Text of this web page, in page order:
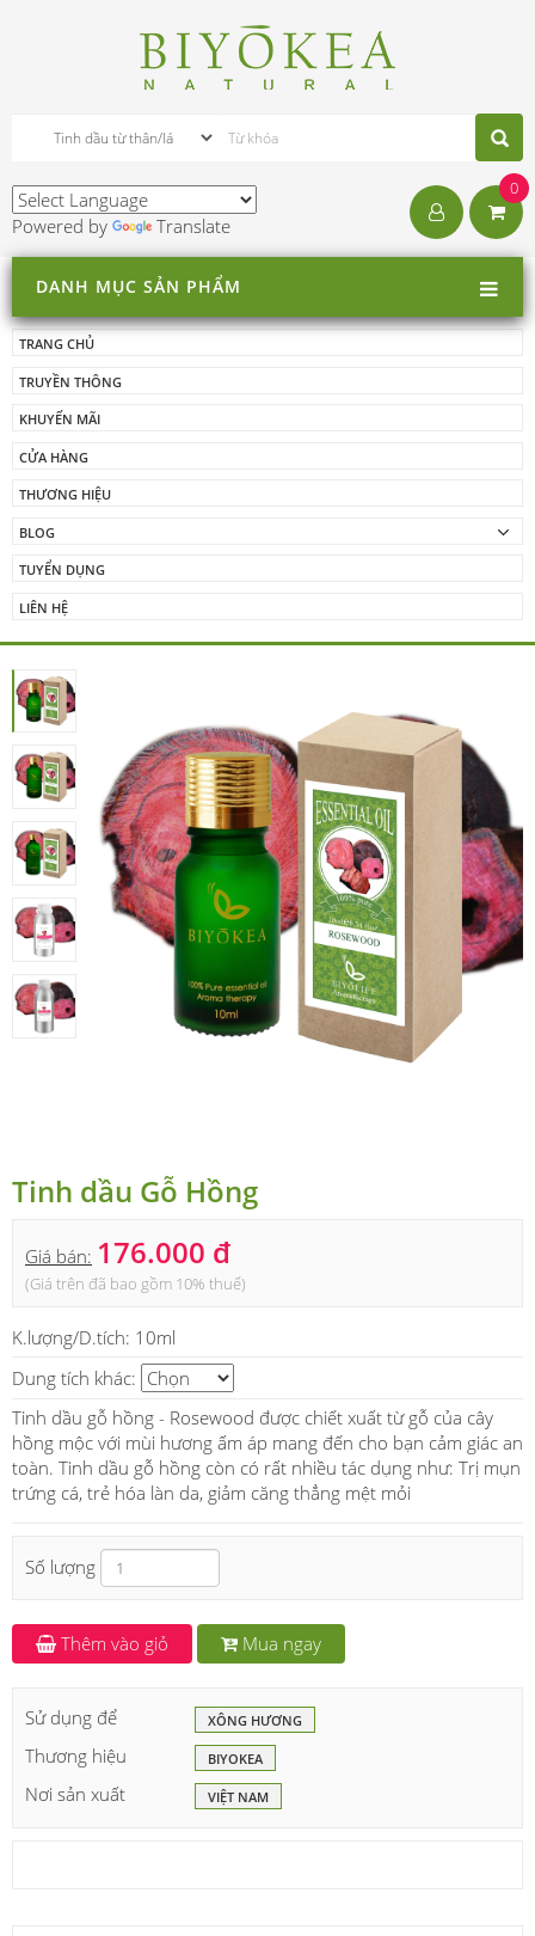
Powered by Translate
0
DANH MỤC SẢN PHẨM
TRANG CHỦ
TRUYỀN THÔNG
KHUYẾN MÃI
CỬA HÀNG
THƯƠNG HIỆU
BLOG
TUYỂN DỤNG
LIÊN HỆ
Tinh dầu Gỗ Hồng
Giá bán: 176.000 đ
(Giá trên đã bao gồm 10% thuế)
K.lượng/D.tích: 10ml
Dung tích khác:
Tinh dầu gỗ hồng - Rosewood được chiết xuất từ gỗ của cây
hồng mộc với mùi hương ấm áp mang đến cho bạn cảm giác an
toàn. Tinh dầu gỗ hồng còn có rất nhiều tác dụng như: Trị mụn
trứng cá, trẻ hóa làn da, giảm căng thẳng mệt mỏi
Số lượng
Thêm vào giỏ Mua ngay
Sử dụng để XÔNG HƯƠNG
Thương hiệu BIYOKEA
Nơi sản xuất VIỆT NAM